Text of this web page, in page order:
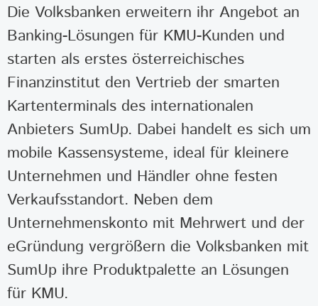
Die Volksbanken erweitern ihr Angebot an
Banking-Lösungen für KMU-Kunden und
starten als erstes österreichisches
Finanzinstitut den Vertrieb der smarten
Kartenterminals des internationalen
Anbieters SumUp. Dabei handelt es sich um
mobile Kassensysteme, ideal für kleinere
Unternehmen und Händler ohne festen
Verkaufsstandort. Neben dem
Unternehmenskonto mit Mehrwert und der
eGründung vergrößern die Volksbanken mit
SumUp ihre Produktpalette an Lösungen
für KMU.